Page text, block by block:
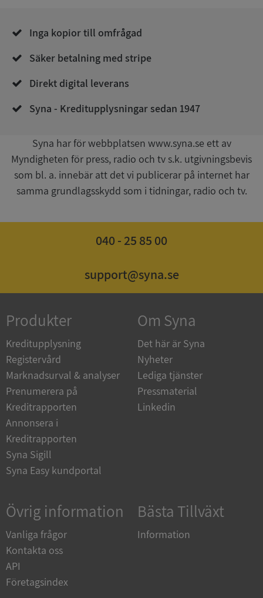
Inga kopior till omfrågad
Säker betalning med stripe
Direkt digital leverans
Syna - Kreditupplysningar sedan 1947
Syna har för webbplatsen www.syna.se ett av
Myndigheten för press, radio och tv s.k. utgivningsbevis
som bl. a. innebär att det vi publicerar på internet har
samma grundlagsskydd som i tidningar, radio och tv.
040 - 25 85 00
support@syna.se
Produkter
Kreditupplysning
Registervård
Marknadsurval & analyser
Prenumerera på
Kreditrapporten
Annonsera i
Kreditrapporten
Syna Sigill
Syna Easy kundportal
Om Syna
Det här är Syna
Nyheter
Lediga tjänster
Pressmaterial
Linkedin
Övrig information
Vanliga frågor
Kontakta oss
API
Företagsindex
Bästa Tillväxt
Information
.syna.se
_GRECAPTCHA
Google LLC
www.google.com
ASP.NET_SessionId
Microsoft
Corporation
en.syna.se